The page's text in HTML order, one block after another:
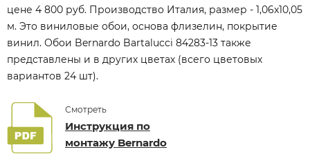
цене 4 800 руб. Производство Италия, размер - 1,06x10,05
м. Это виниловые обои, основа флизелин, покрытие
винил. Обои Bernardo Bartalucci 84283-13 также
представлены и в других цветах (всего цветовых
вариантов 24 шт).
Смотреть
Инструкция по
монтажу Bernardo